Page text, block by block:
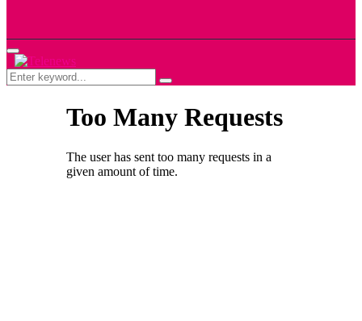
Primary
Menu
Search
for:
Search